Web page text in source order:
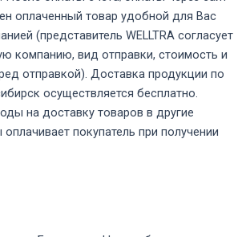
оплаченный товар удобной для Вас
(представитель WELLTRA согласует
компанию, вид отправки, стоимость и
отправкой). Доставка продукции по
осуществляется бесплатно.
на доставку товаров в другие
покупатель при получении